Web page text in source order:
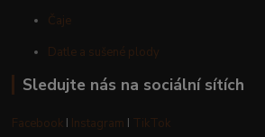
Čaje
Datle a sušené plody
Sledujte nás na sociální sítích
Facebook I Instagram I TikTok